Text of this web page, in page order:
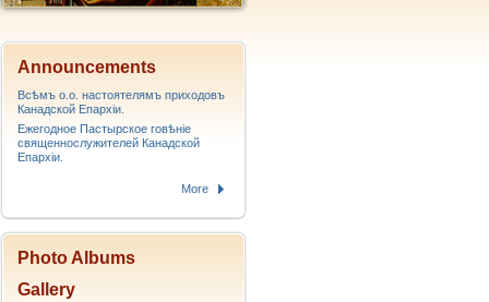
Announcements
Всѣмъ о.о. настоятелямъ приходовъ
Канадской Епархiи.
Ежегодное Пастырское говѣніе
священнослужителей Канадской
Епархіи.
More
Photo Albums
Gallery